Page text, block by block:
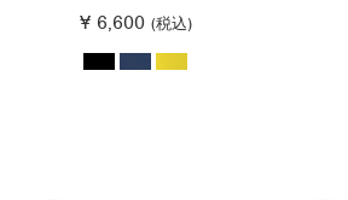
¥ 6,600 (税込)